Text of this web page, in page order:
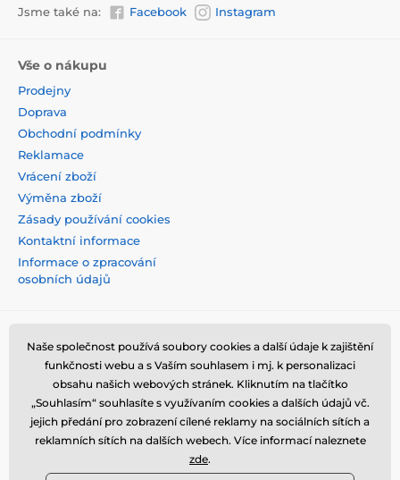
Jsme také na: Facebook Instagram
Vše o nákupu
Prodejny
Doprava
Obchodní podmínky
Reklamace
Vrácení zboží
Výměna zboží
Zásady používání cookies
Kontaktní informace
Informace o zpracování
osobních údajů
Naše společnost používá soubory cookies a další údaje k zajištění
funkčnosti webu a s Vaším souhlasem i mj. k personalizaci
obsahu našich webových stránek. Kliknutím na tlačítko
„Souhlasím“ souhlasíte s využívaním cookies a dalších údajů vč.
jejich předání pro zobrazení cílené reklamy na sociálních sítích a
reklamních sítích na dalších webech. Více informací naleznete
zde.